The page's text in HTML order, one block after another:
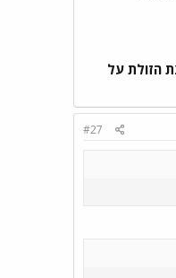
הזולת על
#27